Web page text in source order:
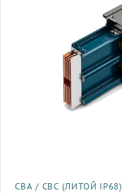
СВА / СВС (ЛИТОЙ IP68)